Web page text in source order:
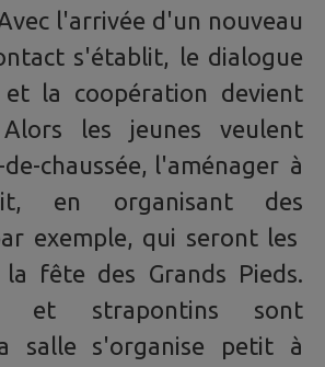
l'arrivée d'un nouveau
s'établit, le dialogue
et la coopération devient
les jeunes veulent
chaussée, l'aménager à
en organisant des
exemple, qui seront les
la fête des Grands Pieds.
et strapontins sont
salle s'organise petit à